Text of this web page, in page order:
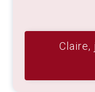
Claire,